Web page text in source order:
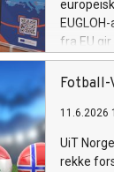
fra EU
ansatte
Fotball-
11.6.2026
UiT
rekke